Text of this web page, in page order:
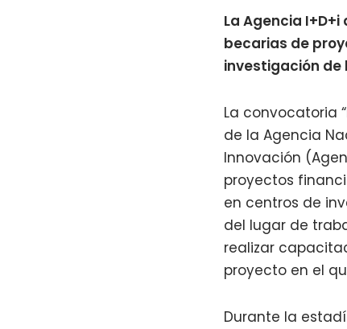
La Agencia
becarias de
investigación de
La convocatoria
de la Agencia
Innovación
proyectos
en centros de
del lugar de
realizar
proyecto en el
Durante la